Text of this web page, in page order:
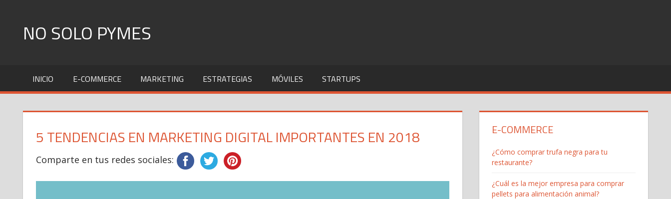
contentNO SOLO PYMES
que
una
saber
INICIO E-COMMERCE MARKETING ESTRATEGIAS MÓVILES STARTUPS
5 TENDENCIAS EN MARKETING DIGITAL IMPORTANTES EN 2018
Comparte en tus redes sociales:
E-COMMERCE
¿Cómo comprar trufa negra para tu
restaurante?
¿Cuál es la mejor empresa para comprar
pellets para alimentación animal?